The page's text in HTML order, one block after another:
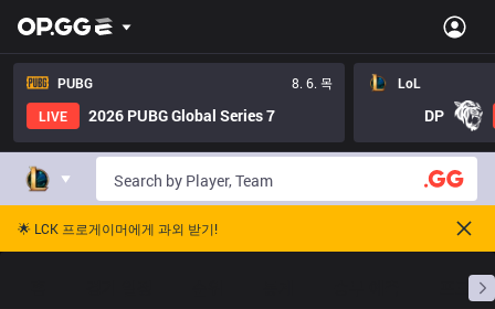
PUBG
8. 6. 목
LIVE
2026 PUBG Global Series 7
LoL
DP
🌟 LCK 프로게이머에게 과외 받기!
프로빌